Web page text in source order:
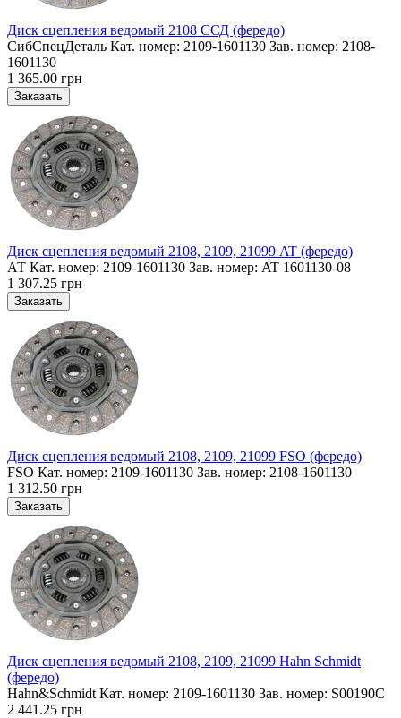
Диск сцепления ведомый 2108 ССД (фередо)
СибСпецДеталь Кат. номер: 2109-1601130 Зав. номер: 2108-
1601130
1 365.00 грн
Диск сцепления ведомый 2108, 2109, 21099 AT (фередо)
АТ Кат. номер: 2109-1601130 Зав. номер: AT 1601130-08
1 307.25 грн
Диск сцепления ведомый 2108, 2109, 21099 FSO (фередо)
FSO Кат. номер: 2109-1601130 Зав. номер: 2108-1601130
1 312.50 грн
Диск сцепления ведомый 2108, 2109, 21099 Hahn Schmidt
(фередо)
Hahn&Schmidt Кат. номер: 2109-1601130 Зав. номер: S00190C
2 441.25 грн